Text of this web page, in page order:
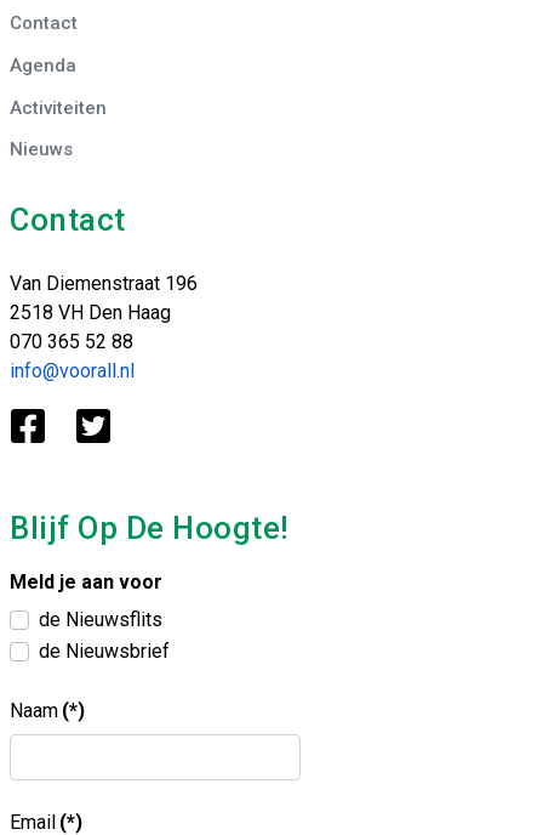
Contact
Agenda
Activiteiten
Nieuws
Contact
Van Diemenstraat 196
2518 VH Den Haag
070 365 52 88
info@voorall.nl
Blijf Op De Hoogte!
Meld je aan voor
de Nieuwsflits
de Nieuwsbrief
Naam (*)
Email (*)